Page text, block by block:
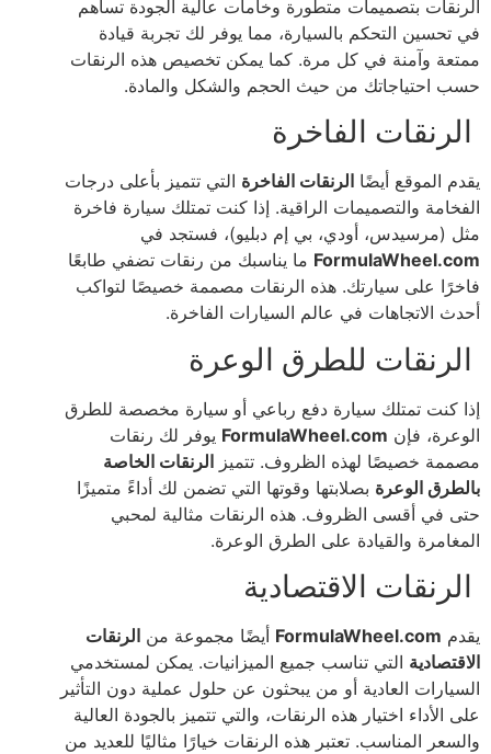
الرنقات بتصميمات متطورة وخامات عالية الجودة تساهم
في تحسين التحكم بالسيارة، مما يوفر لك تجربة قيادة
ممتعة وآمنة في كل مرة. كما يمكن تخصيص هذه الرنقات
حسب احتياجاتك من حيث الحجم والشكل والمادة.
الرنقات الفاخرة
يقدم الموقع أيضًا الرنقات الفاخرة التي تتميز بأعلى درجات
الفخامة والتصميمات الراقية. إذا كنت تمتلك سيارة فاخرة
مثل (مرسيدس، أودي، بي إم دبليو)، فستجد في
FormulaWheel.com ما يناسبك من رنقات تضفي طابعًا
فاخرًا على سيارتك. هذه الرنقات مصممة خصيصًا لتواكب
أحدث الاتجاهات في عالم السيارات الفاخرة.
الرنقات للطرق الوعرة
إذا كنت تمتلك سيارة دفع رباعي أو سيارة مخصصة للطرق
الوعرة، فإن FormulaWheel.com يوفر لك رنقات
مصممة خصيصًا لهذه الظروف. تتميز الرنقات الخاصة
بالطرق الوعرة بصلابتها وقوتها التي تضمن لك أداءً متميزًا
حتى في أقسى الظروف. هذه الرنقات مثالية لمحبي
المغامرة والقيادة على الطرق الوعرة.
الرنقات الاقتصادية
يقدم FormulaWheel.com أيضًا مجموعة من الرنقات
الاقتصادية التي تناسب جميع الميزانيات. يمكن لمستخدمي
السيارات العادية أو من يبحثون عن حلول عملية دون التأثير
على الأداء اختيار هذه الرنقات، والتي تتميز بالجودة العالية
والسعر المناسب. تعتبر هذه الرنقات خيارًا مثاليًا للعديد من